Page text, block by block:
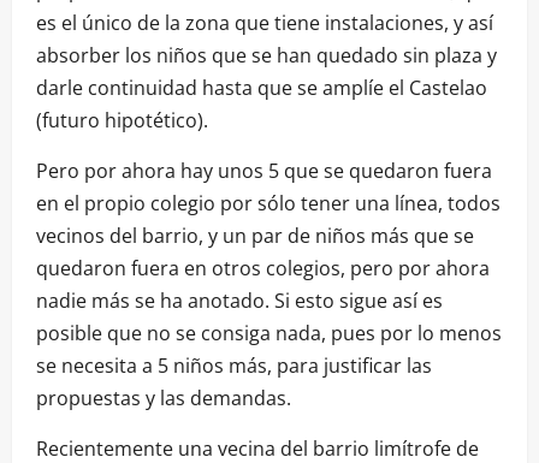
es el único de la zona que tiene instalaciones, y así
absorber los niños que se han quedado sin plaza y
darle continuidad hasta que se amplíe el Castelao
(futuro hipotético).
Pero por ahora hay unos 5 que se quedaron fuera
en el propio colegio por sólo tener una línea, todos
vecinos del barrio, y un par de niños más que se
quedaron fuera en otros colegios, pero por ahora
nadie más se ha anotado. Si esto sigue así es
posible que no se consiga nada, pues por lo menos
se necesita a 5 niños más, para justificar las
propuestas y las demandas.
Recientemente una vecina del barrio limítrofe de